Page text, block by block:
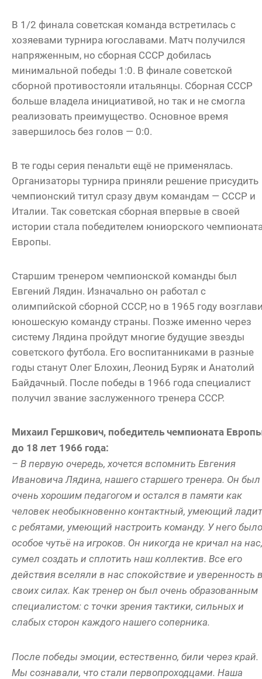
В 1/2 финала советская команда встретилась с
хозяевами турнира югославами. Матч получился
напряженным, но сборная СССР добилась
минимальной победы 1:0. В финале советской
сборной противостояли итальянцы. Сборная СССР
больше владела инициативой, но так и не смогла
реализовать преимущество. Основное время
завершилось без голов — 0:0.
В те годы серия пенальти ещё не применялась.
Организаторы турнира приняли решение присудить
чемпионский титул сразу двум командам — СССР и
Италии. Так советская сборная впервые в своей
истории стала победителем юниорского
Европы.
Старшим тренером чемпионской команды был
Евгений Лядин. Изначально он работал с
олимпийской сборной СССР, но в 1965 году
юношескую команду страны. Позже именно через
систему Лядина пройдут многие будущие звезды
советского футбола. Его воспитанниками в разные
годы станут Олег Блохин, Леонид Буряк и Анатолий
Байдачный. После победы в 1966 года специалист
получил звание заслуженного тренера СССР.
Михаил Гершкович, победитель чемпионата
до 18 лет 1966 года:
– В первую очередь, хочется вспомнить Евгения
Ивановича Лядина, нашего старшего тренера. Он был
очень хорошим педагогом и остался в памяти как
человек необыкновенно контактный, умеющий
с ребятами, умеющий настроить команду. У него было
особое чутьё на игроков. Он никогда не кричал на нас,
сумел создать и сплотить наш коллектив. Все его
действия вселяли в нас спокойствие и уверенность
своих силах. Как тренер он был очень образованным
специалистом: с точки зрения тактики, сильных и
слабых сторон каждого нашего соперника.
После победы эмоции, естественно, били через край.
Мы сознавали, что стали первопроходцами. Наша